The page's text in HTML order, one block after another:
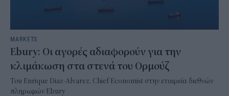
MARKETS
Ebury: Οι αγορές αδιαφορούν για την
κλιμάκωση στα στενά του Ορμούζ
Του Enrique Diaz-Alvarez, Chief Economist στην εταιρεία διεθνών
πληρωμών Ebury